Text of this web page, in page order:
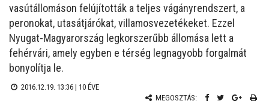
vasútállomáson felújították a teljes vágányrendszert, a
peronokat, utasátjárókat, villamosvezetékeket. Ezzel
Nyugat-Magyarország legkorszerűbb állomása lett a
fehérvári, amely egyben e térség legnagyobb forgalmát
bonyolítja le.
2016.12.19. 13:36 | 10 ÉVE
MEGOSZTÁS: